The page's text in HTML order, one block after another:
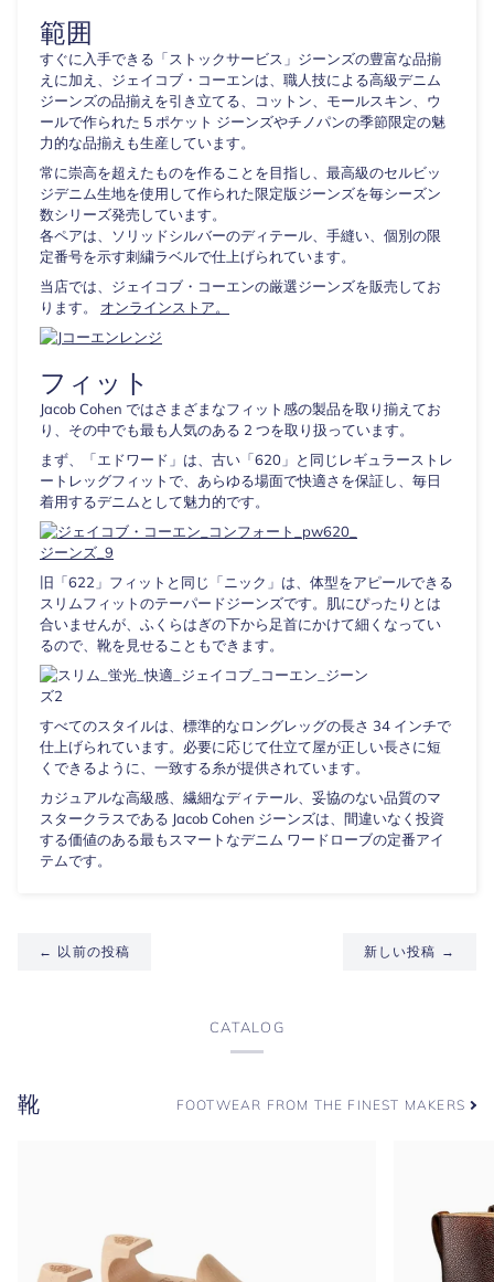
範囲
すぐに入手できる「ストックサービス」ジーンズの豊富な品揃
えに加え、ジェイコブ・コーエンは、職人技による高級デニム
ジーンズの品揃えを引き立てる、コットン、モールスキン、ウ
ールで作られた 5 ポケット ジーンズやチノパンの季節限定の魅
力的な品揃えも生産しています。
常に崇高を超えたものを作ることを目指し、最高級のセルビッ
ジデニム生地を使用して作られた限定版ジーンズを毎シーズン
数シリーズ発売しています。
各ペアは、ソリッドシルバーのディテール、手縫い、個別の限
定番号を示す刺繍ラベルで仕上げられています。
当店では、ジェイコブ・コーエンの厳選ジーンズを販売してお
ります。
オンラインストア。
フィット
Jacob Cohen ではさまざまなフィット感の製品を取り揃えてお
り、その中でも最も人気のある 2 つを取り扱っています。
まず、「エドワード」は、古い「620」と同じレギュラーストレ
ートレッグフィットで、あらゆる場面で快適さを保証し、毎日
着用するデニムとして魅力的です。
旧「622」フィットと同じ「ニック」は、体型をアピールできる
スリムフィットのテーパードジーンズです。肌にぴったりとは
合いませんが、ふくらはぎの下から足首にかけて細くなってい
るので、靴を見せることもできます。
すべてのスタイルは、標準的なロングレッグの長さ 34 インチで
仕上げられています。必要に応じて仕立て屋が正しい長さに短
くできるように、一致する糸が提供されています。
カジュアルな高級感、繊細なディテール、妥協のない品質のマ
スタークラスである Jacob Cohen ジーンズは、間違いなく投資
する価値のある最もスマートなデニム ワードローブの定番アイ
テムです。
← 以前の投稿 新しい投稿 →
CATALOG
靴 FOOTWEAR FROM THE FINEST MAKERS